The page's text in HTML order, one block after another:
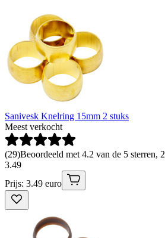
Sanivesk Knelring 15mm 2 stuks
Meest verkocht
(29)Beoordeeld met 4.2 van de 5 sterren,
3.49
Prijs: 3.49 euro